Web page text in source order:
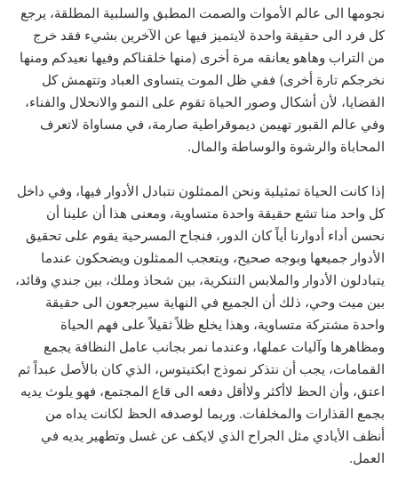
نجومها الى عالم الأموات والصمت المطبق والسلبية المطلقة، يرجع
كل فرد الى حقيقة واحدة لايتميز فيها عن الآخرين بشيء فقد خرج
من التراب وهاهو يعانقه مرة أخرى (منها خلقناكم وفيها نعيدكم ومنها
نخرجكم تارة أخرى) ففي ظل الموت يتساوى العباد وتتهمش كل
القضايا، لأن أشكال وصور الحياة تقوم على النمو والانحلال والفناء،
وفي عالم القبور تهيمن ديموقراطية صارمة، في مساواة لاتعرف
المحاباة والرشوة والوساطة والمال.
إذا كانت الحياة تمثيلية ونحن الممثلون نتبادل الأدوار فيها، وفي داخل
كل واحد منا تشع حقيقة واحدة متساوية، ومعنى هذا أن علينا أن
نحسن أداء أدوارنا أياً كان الدور، فنجاح المسرحية يقوم على تحقيق
الأدوار جميعها وبوجه صحيح، ويتعجب الممثلون ويضحكون عندما
يتبادلون الأدوار والملابس التنكرية، بين شحاذ وملك، بين جندي وقائد،
بين ميت وحي، ذلك أن الجميع في النهاية سيرجعون الى حقيقة
واحدة مشتركة متساوية، وهذا يخلع ظلاً ثقيلاً على فهم الحياة
ومظاهرها وآليات عملها، وعندما نمر بجانب عامل النظافة يجمع
القمامات، يجب أن نتذكر نموذج ابكتيتوس، الذي كان بالأصل عبداً ثم
اعتق، وأن الحظ لاأكثر ولاأقل دفعه الى قاع المجتمع، فهو يلوث يديه
بجمع القذارات والمخلفات. وربما لوصدفه الحظ لكانت يداه من
أنظف الأيادي مثل الجراح الذي لايكف عن غسل وتطهير يديه في
العمل.